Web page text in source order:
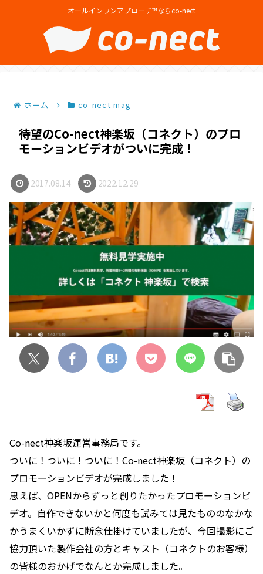
オールインワンアプローチ™ならco-nect
ホーム co-nect mag
待望のCo-nect神楽坂（コネクト）のプロ
モーションビデオがついに完成！
2017.08.14 2022.12.29
Co-nect神楽坂運営事務局です。
ついに！ついに！ついに！Co-nect神楽坂（コネクト）の
プロモーションビデオが完成しました！
思えば、OPENからずっと創りたかったプロモーションビ
デオ。自作できないかと何度も試みては見たもののなかな
かうまくいかずに断念仕掛けていましたが、今回撮影にご
協力頂いた製作会社の方とキャスト（コネクトのお客様）
の皆様のおかげでなんとか完成しました。